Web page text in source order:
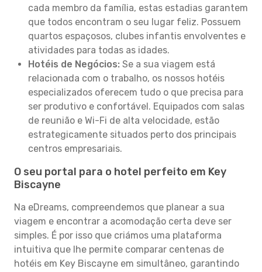
cada membro da família, estas estadias garantem
que todos encontram o seu lugar feliz. Possuem
quartos espaçosos, clubes infantis envolventes e
atividades para todas as idades.
Hotéis de Negócios: Se a sua viagem está
relacionada com o trabalho, os nossos hotéis
especializados oferecem tudo o que precisa para
ser produtivo e confortável. Equipados com salas
de reunião e Wi-Fi de alta velocidade, estão
estrategicamente situados perto dos principais
centros empresariais.
O seu portal para o hotel perfeito em Key
Biscayne
Na eDreams, compreendemos que planear a sua
viagem e encontrar a acomodação certa deve ser
simples. É por isso que criámos uma plataforma
intuitiva que lhe permite comparar centenas de
hotéis em Key Biscayne em simultâneo, garantindo